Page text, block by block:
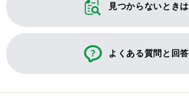
見つからないときは
よくある質問と回答